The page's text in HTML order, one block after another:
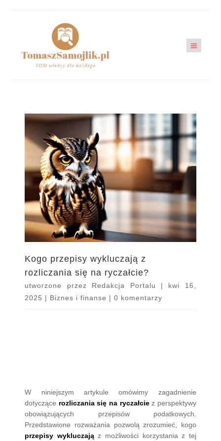
Kogo przepisy wykluczają z
rozliczania się na ryczałcie?
utworzone przez Redakcja Portalu | kwi 16,
2025 | Biznes i finanse |0 komentarzy
W niniejszym artykule omówimy zagadnienie
dotyczące rozliczania się na ryczałciez perspektywy
obowiązujących przepisów podatkowych.
Przedstawione rozważania pozwolą zrozumieć, kogo
przepisy wykluczająz możliwości korzystania z tej